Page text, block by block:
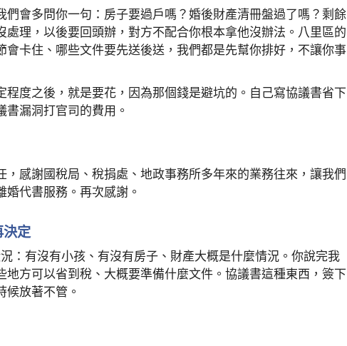
會多問你一句：房子要過戶嗎？婚後財產清冊盤過了嗎？剩餘
理，以後要回頭辦，對方不配合你根本拿他沒辦法。八里區的
卡住、哪些文件要先送後送，我們都是先幫你排好，不讓你事
度之後，就是要花，因為那個錢是避坑的。自己寫協議書省下
漏洞打官司的費用。
感謝國稅局、稅捐處、地政事務所多年來的業務往來，讓我們
代書服務。再次感謝。
決定
有沒有小孩、有沒有房子、財產大概是什麼情況。你說完我
方可以省到稅、大概要準備什麼文件。協議書這種東西，簽下
放著不管。